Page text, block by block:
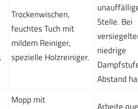
Trockenwischen,
feuchtes Tuch mit
mildem Reiniger,
spezielle Holzreiniger.
Stelle. Bei
niedrige
Abstand
Mopp mit
Arbeite